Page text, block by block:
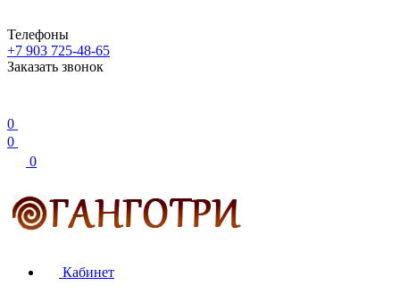
Телефоны
+7 903 725-48-65
Заказать звонок
0
0
0
Кабинет